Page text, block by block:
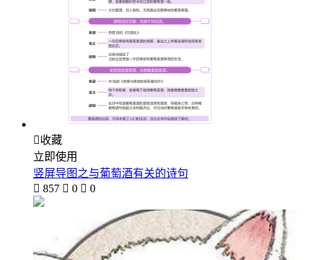
收藏
立即使用
竖屏导图之与葡萄酒有关的诗句
 857  0  0